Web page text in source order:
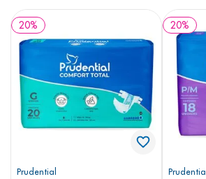
20%
Prudential
20%
Prudential